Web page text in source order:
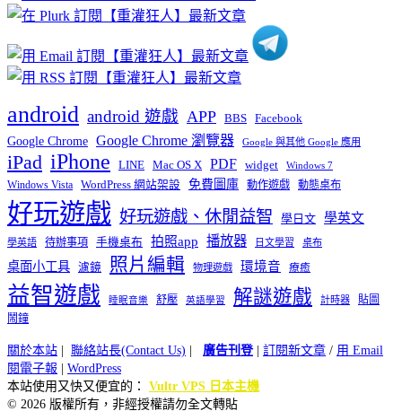
類
android android 遊戲 APP BBS Facebook
Google Chrome Google Chrome 瀏覽器 Google 與其他 Google 應用
iPad iPhone LINE Mac OS X PDF widget Windows 7
Windows Vista WordPress 網站架設 免費圖庫 動作遊戲 動態桌布
好玩遊戲 好玩遊戲、休閒益智 學日文 學英文
學英語 待辦事項 手機桌布 拍照app 播放器 日文學習 桌布
桌面小工具 濾鏡 照片編輯 物理遊戲 環境音 療癒
益智遊戲 睡眠音樂 舒壓 英語學習 解謎遊戲 計時器
貼圖
鬧鐘
關於本站 | 聯絡站長(Contact Us) | 廣告刊登| 訂閱新文章 / 用 Email
閱電子報 | WordPress
本站使用又快又便宜的： Vultr VPS 日本主機
© 2026 版權所有，非經授權請勿全文轉貼